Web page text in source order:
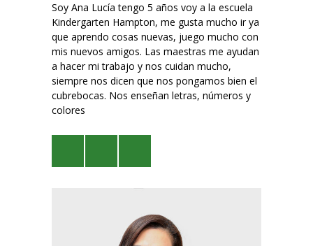
Soy Ana Lucía tengo 5 años voy a la escuela
Kindergarten Hampton, me gusta mucho ir ya
que aprendo cosas nuevas, juego mucho con
mis nuevos amigos. Las maestras me ayudan
a hacer mi trabajo y nos cuidan mucho,
siempre nos dicen que nos pongamos bien el
cubrebocas. Nos enseñan letras, números y
colores